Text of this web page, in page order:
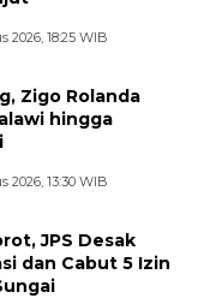
2026, 18:25 WIB
Zigo Rolanda
hingga
2026, 13:30 WIB
JPS Desak
dan Cabut 5 Izin